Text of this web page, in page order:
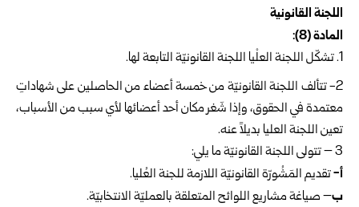
اللجنة القانونية
المادة (8):
تشكّل اللجنة العلْيا اللجنة القانونيّة التابعة لها.
‎2-‏ تتألف اللجنة القانونيّة من خمسة أعضاء من الحاصلين على شهاداتِ
معتمدة في الحقوق، وإذا شَغر مكان أحد أعضائها لأي سبب من الأسباب،
تعين اللجنة العليا بديلاً عنه.
3 – تتولى اللجنة القانونيّة ما يلي:
أ-تقديم المَشُورّة القانونيّة اللازمة للجنة العُليا.
ب– صياغة مشاريع اللوائح المتعلقة بالعمليّة الانتخابيّة.